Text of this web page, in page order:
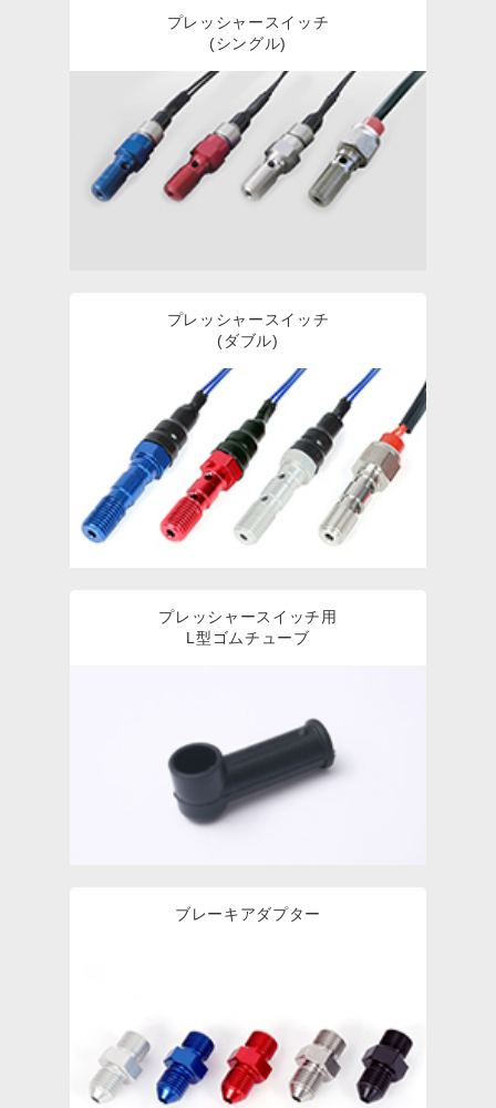
プレッシャースイッチ
(シングル)
プレッシャースイッチ
(ダブル)
プレッシャースイッチ用
L型ゴムチューブ
ブレーキアダプター